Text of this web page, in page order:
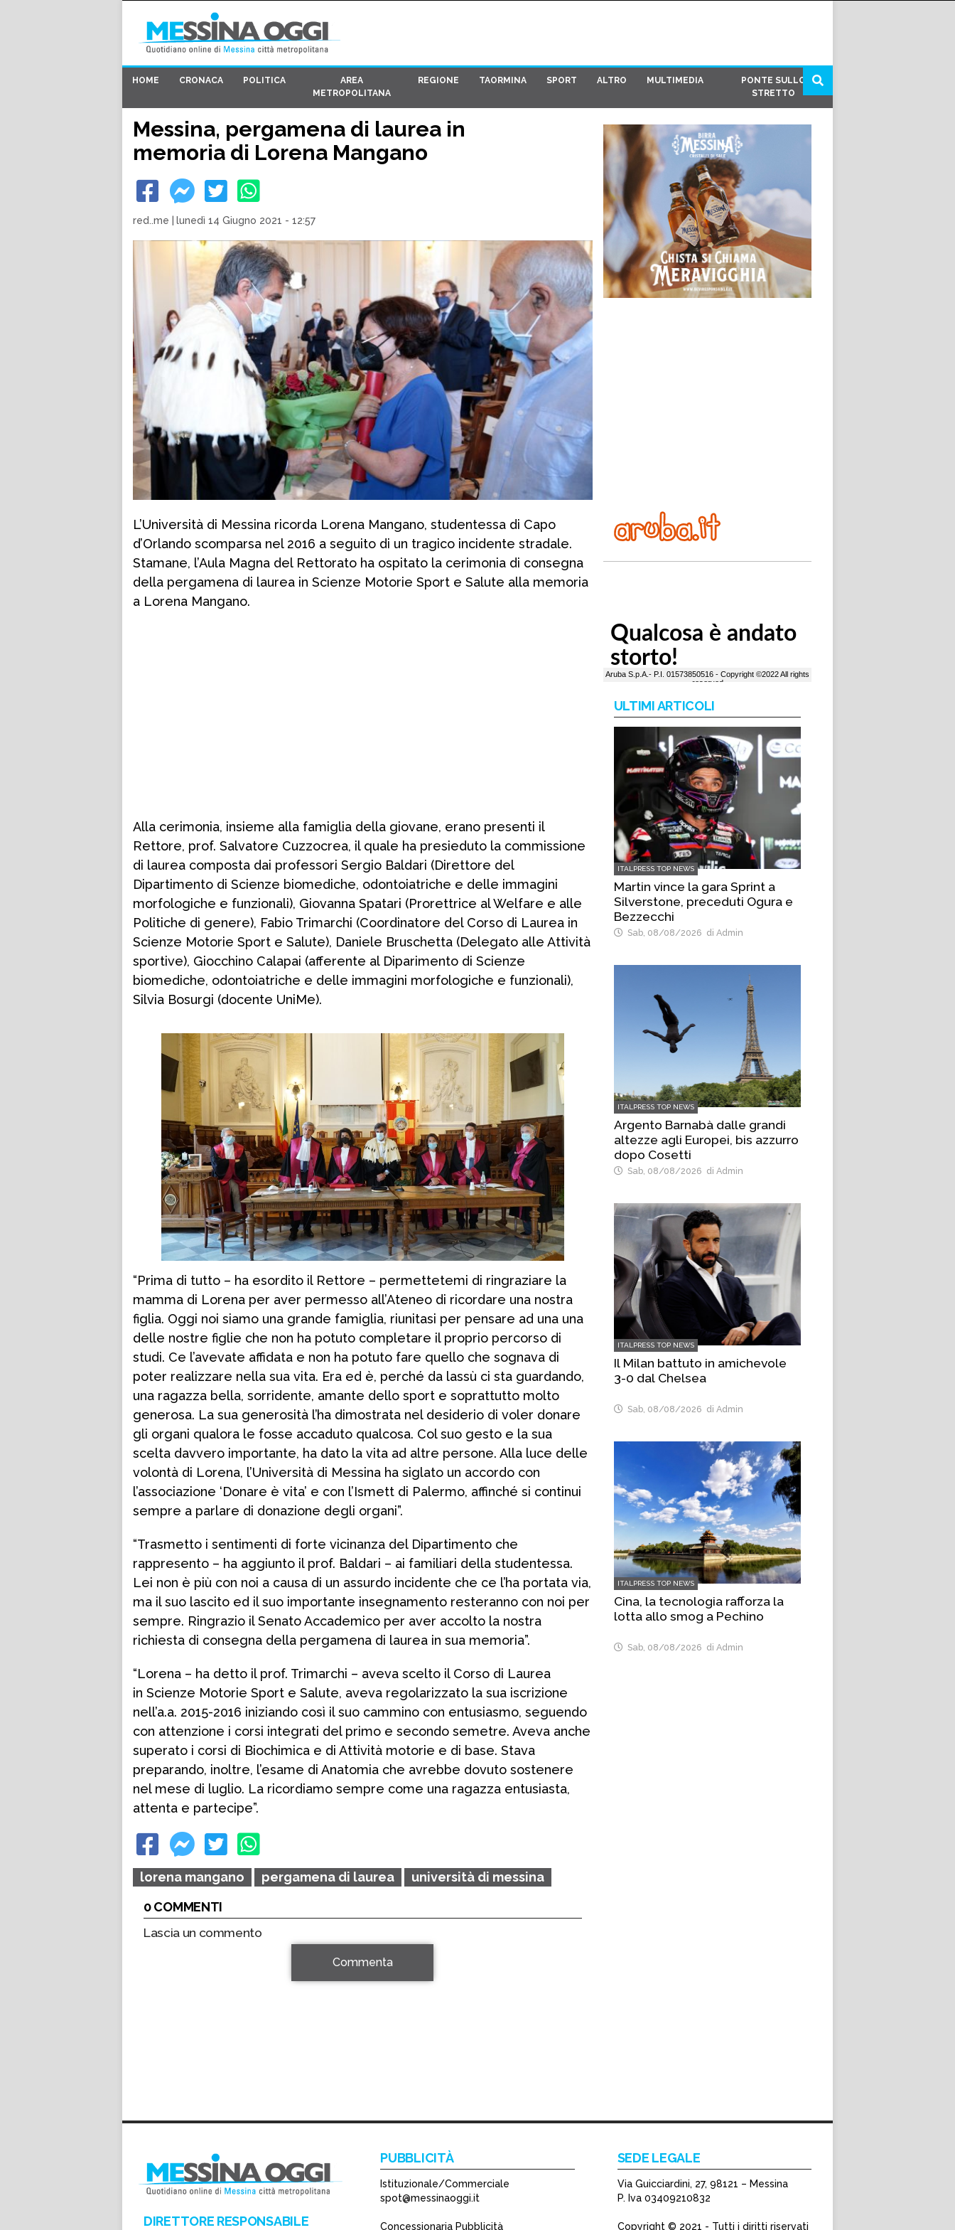
HOME CRONACA POLITICA
AREA
METROPOLITANA
REGIONE TAORMINA SPORT ALTRO MULTIMEDIA
PONTE SULLO
STRETTO
Messina, pergamena di laurea in
memoria di Lorena Mangano
red..me lunedì 14 Giugno 2021 - 12:57
L’Università di Messina ricorda Lorena Mangano, studentessa di Capo
d’Orlando scomparsa nel 2016 a seguito di un tragico incidente stradale.
Stamane, l’Aula Magna del Rettorato ha ospitato la cerimonia di consegna
della pergamena di laurea in Scienze Motorie Sport e Salute alla memoria
a Lorena Mangano.
Alla cerimonia, insieme alla famiglia della giovane, erano presenti il
Rettore, prof. Salvatore Cuzzocrea, il quale ha presieduto la commissione
di laurea composta dai professori Sergio Baldari (Direttore del
Dipartimento di Scienze biomediche, odontoiatriche e delle immagini
morfologiche e funzionali), Giovanna Spatari (Prorettrice al Welfare e alle
Politiche di genere), Fabio Trimarchi (Coordinatore del Corso di Laurea in
Scienze Motorie Sport e Salute), Daniele Bruschetta (Delegato alle Attività
sportive), Giocchino Calapai (afferente al Diparimento di Scienze
biomediche, odontoiatriche e delle immagini morfologiche e funzionali),
Silvia Bosurgi (docente UniMe).
“Prima di tutto – ha esordito il Rettore – permettetemi di ringraziare la
mamma di Lorena per aver permesso all’Ateneo di ricordare una nostra
figlia. Oggi noi siamo una grande famiglia, riunitasi per pensare ad una una
delle nostre figlie che non ha potuto completare il proprio percorso di
studi. Ce l’avevate affidata e non ha potuto fare quello che sognava di
poter realizzare nella sua vita. Era ed è, perché da lassù ci sta guardando,
una ragazza bella, sorridente, amante dello sport e soprattutto molto
generosa. La sua generosità l’ha dimostrata nel desiderio di voler donare
gli organi qualora le fosse accaduto qualcosa. Col suo gesto e la sua
scelta davvero importante, ha dato la vita ad altre persone. Alla luce delle
volontà di Lorena, l’Università di Messina ha siglato un accordo con
l’associazione ‘Donare è vita’ e con l’Ismett di Palermo, affinché si continui
sempre a parlare di donazione degli organi”.
“Trasmetto i sentimenti di forte vicinanza del Dipartimento che
rappresento – ha aggiunto il prof. Baldari – ai familiari della studentessa.
Lei non è più con noi a causa di un assurdo incidente che ce l’ha portata via,
ma il suo lascito ed il suo importante insegnamento resteranno con noi per
sempre. Ringrazio il Senato Accademico per aver accolto la nostra
richiesta di consegna della pergamena di laurea in sua memoria”.
“Lorena – ha detto il prof. Trimarchi – aveva scelto il Corso di Laurea
in Scienze Motorie Sport e Salute, aveva regolarizzato la sua iscrizione
nell’a.a. 2015-2016 iniziando così il suo cammino con entusiasmo, seguendo
con attenzione i corsi integrati del primo e secondo semetre. Aveva anche
superato i corsi di Biochimica e di Attività motorie e di base. Stava
preparando, inoltre, l’esame di Anatomia che avrebbe dovuto sostenere
nel mese di luglio. La ricordiamo sempre come una ragazza entusiasta,
attenta e partecipe”.
lorena mangano pergamena di laurea
università di messina
0 COMMENTI
Lascia un commento
*
Commenta
ULTIMI ARTICOLI
ITALPRESS TOP NEWS
Martin vince la gara Sprint a
Silverstone, preceduti Ogura e
Bezzecchi
Sab, 08/08/2026 di Admin
ITALPRESS TOP NEWS
Argento Barnabà dalle grandi
altezze agli Europei, bis azzurro
dopo Cosetti
Sab, 08/08/2026 di Admin
ITALPRESS TOP NEWS
Il Milan battuto in amichevole
3-0 dal Chelsea
Sab, 08/08/2026 di Admin
ITALPRESS TOP NEWS
Cina, la tecnologia rafforza la
lotta allo smog a Pechino
Sab, 08/08/2026 di Admin
DIRETTORE RESPONSABILE
PUBBLICITÀ
Istituzionale/Commerciale
spot@messinaoggi.it
Concessionaria Pubblicità
SEDE LEGALE
Via Guicciardini, 27, 98121 – Messina
P. Iva 03409210832
Copyright © 2021 - Tutti i diritti riservati